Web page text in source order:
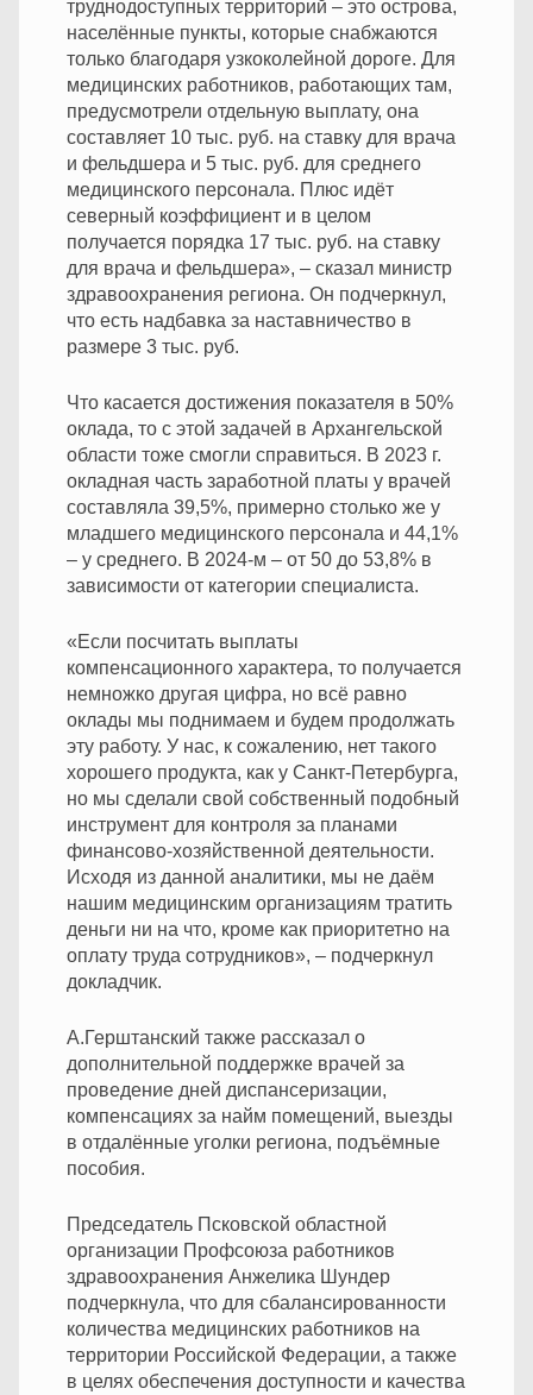
труднодоступных территорий – это острова,
населённые пункты, которые снабжаются
только благодаря узкоколейной дороге. Для
медицинских работников, работающих там,
предусмотрели отдельную выплату, она
составляет 10 тыс. руб. на ставку для врача
и фельдшера и 5 тыс. руб. для среднего
медицинского персонала. Плюс идёт
северный коэффициент и в целом
получается порядка 17 тыс. руб. на ставку
для врача и фельдшера», – сказал министр
здравоохранения региона. Он подчеркнул,
что есть надбавка за наставничество в
размере 3 тыс. руб.
Что касается достижения показателя в 50%
оклада, то с этой задачей в Архангельской
области тоже смогли справиться. В 2023 г.
окладная часть заработной платы у врачей
составляла 39,5%, примерно столько же у
младшего медицинского персонала и 44,1%
– у среднего. В 2024-м – от 50 до 53,8% в
зависимости от категории специалиста.
«Если посчитать выплаты
компенсационного характера, то получается
немножко другая цифра, но всё равно
оклады мы поднимаем и будем продолжать
эту работу. У нас, к сожалению, нет такого
хорошего продукта, как у Санкт-Петербурга,
но мы сделали свой собственный подобный
инструмент для контроля за планами
финансово-хозяйственной деятельности.
Исходя из данной аналитики, мы не даём
нашим медицинским организациям тратить
деньги ни на что, кроме как приоритетно на
оплату труда сотрудников», – подчеркнул
докладчик.
А.Герштанский также рассказал о
дополнительной поддержке врачей за
проведение дней диспансеризации,
компенсациях за найм помещений, выезды
в отдалённые уголки региона, подъёмные
пособия.
Председатель Псковской областной
организации Профсоюза работников
здравоохранения Анжелика Шундер
подчеркнула, что для сбалансированности
количества медицинских работников на
территории Российской Федерации, а также
в целях обеспечения доступности и качества